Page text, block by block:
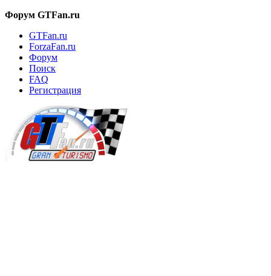
Форум GTFan.ru
GTFan.ru
ForzaFan.ru
Форум
Поиск
FAQ
Регистрация